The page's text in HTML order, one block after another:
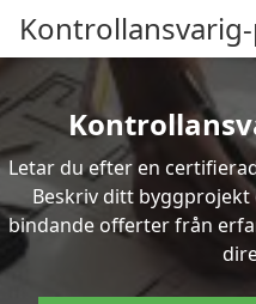
Letar du efter en
Beskriv ditt
bindande offerter från